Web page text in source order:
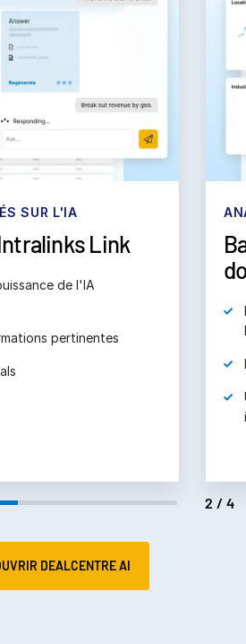
UNE DÉMONSTRATION
SUR L'IA
Link
de l'IA
pertinentes
2/4
DEALCENTRE AI